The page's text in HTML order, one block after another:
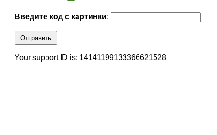
Введите код с картинки:
Отправить
Your support ID is: 14141199133366621528